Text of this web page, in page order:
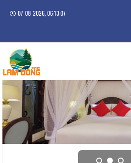
07-08-2026, 06:13:08